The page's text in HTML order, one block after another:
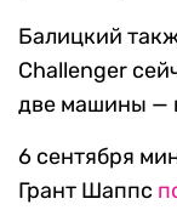
Балицкий
Challenger
две машины —
6 сентября
Грант Шаппс